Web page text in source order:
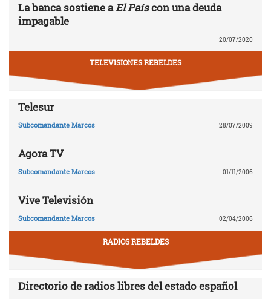
La banca sostiene aEl Paíscon una deuda
impagable
20/07/2020
TELEVISIONES REBELDES
Telesur
Subcomandante Marcos 28/07/2009
Agora TV
Subcomandante Marcos 01/11/2006
Vive Televisión
Subcomandante Marcos 02/04/2006
RADIOS REBELDES
Directorio de radios libres del estado español